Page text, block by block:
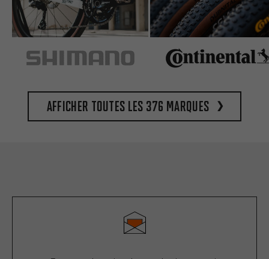
Afficher toutes les 376 marques